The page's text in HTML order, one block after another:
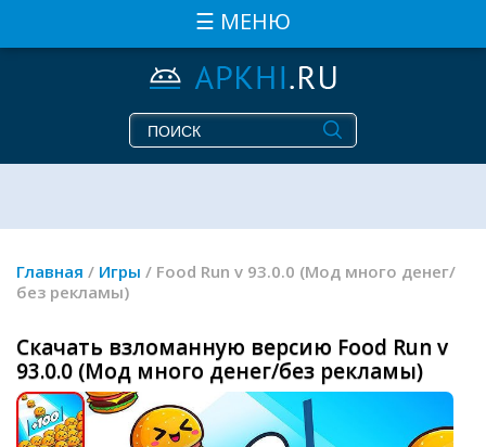
☰ МЕНЮ
Главная / Игры / Food Run v 93.0.0 (Мод много денег/
без рекламы)
Скачать взломанную версию Food Run v
93.0.0 (Мод много денег/без рекламы)